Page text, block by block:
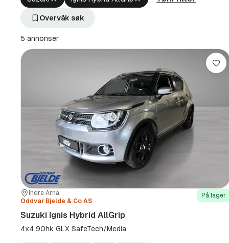
aktivt
filter
(Produsent)
aktivt
Overvåk søk
5 annonser
Sted:
Indre Arna
Forhandler:
Oddvar Bjelde & Co AS
På lager
Suzuki Ignis Hybrid AllGrip
4x4 90hk GLX SafeTech/Media